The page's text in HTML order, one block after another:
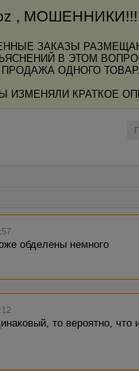
,
ЗАКАЗЫ
В ЭТОМ
ОДНОГО
ИЗМЕНЯЛИ КРАТКОЕ
обделены немного
то вероятно,